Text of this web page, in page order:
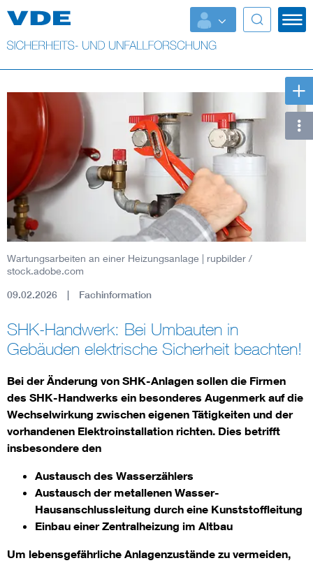
Top Themen
Fokusthemen
Energy
AI & Digital Trust
Health
Standards
Weitere Themen
Protection technology + control technology in energy grids
Wartungsarbeiten an einer Heizungsanlage | rupbilder /
stock.adobe.com
09.02.2026 Fachinformation
SHK-Handwerk: Bei Umbauten in
Gebäuden elektrische Sicherheit beachten!
Bei der Änderung von SHK-Anlagen sollen die Firmen
des SHK-Handwerks ein besonderes Augenmerk auf die
Wechselwirkung zwischen eigenen Tätigkeiten und der
vorhandenen Elektroinstallation richten. Dies betrifft
insbesondere den
Austausch des Wasserzählers
Austausch der metallenen Wasser-
Hausanschlussleitung durch eine Kunststoffleitung
Einbau einer Zentralheizung im Altbau
Um lebensgefährliche Anlagenzustände zu vermeiden,